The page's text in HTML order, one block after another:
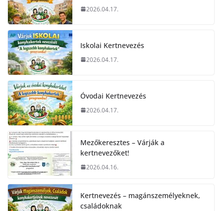
2026.04.17.
Iskolai Kertnevezés
2026.04.17.
Óvodai Kertnevezés
2026.04.17.
Mezőkeresztes – Várják a
kertnevezőket!
2026.04.16.
Kertnevezés – magánszemélyeknek,
családoknak